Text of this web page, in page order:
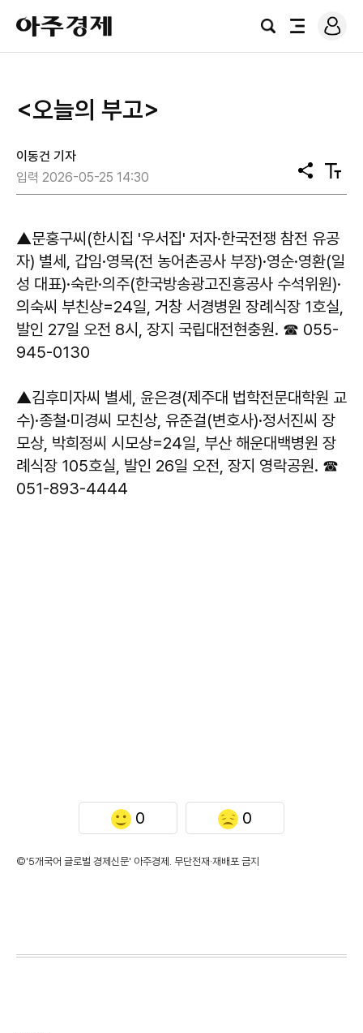
아
주
경
검
전
로
그
<오늘의 부고>
이동건 기자
입력 2026-05-25 14:30
공
유
텍
스
기
▲문홍구씨(한시집 '우서집' 저자·한국전쟁 참전 유공
자) 별세, 갑임·영목(전 농어촌공사 부장)·영순·영환(일
성 대표)·숙란·의주(한국방송광고진흥공사 수석위원)·
의숙씨 부친상=24일, 거창 서경병원 장례식장 1호실,
발인 27일 오전 8시, 장지 국립대전현충원. ☎ 055-
945-0130
▲김후미자씨 별세, 윤은경(제주대 법학전문대학원 교
수)·종철·미경씨 모친상, 유준걸(변호사)·정서진씨 장
모상, 박희정씨 시모상=24일, 부산 해운대백병원 장
례식장 105호실, 발인 26일 오전, 장지 영락공원. ☎
051-893-4444
0 0
©'5개국어 글로벌 경제신문' 아주경제. 무단전재·재배포 금지